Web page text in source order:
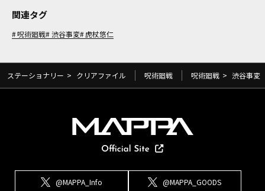
関連タグ
呪術廻戦 渋谷事変 虎杖悠仁
ステーショナリー > クリアファイル 呪術廻戦 呪術廻戦 > 渋谷事変
@MAPPA_Info @MAPPA_GOODS